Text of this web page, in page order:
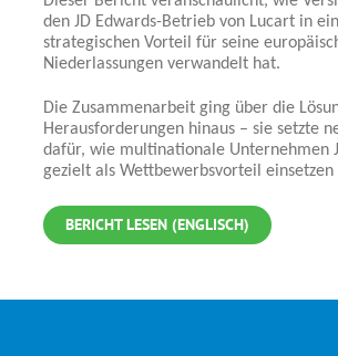
den JD Edwards-Betrieb von Lucart in
strategischen Vorteil für seine
Niederlassungen verwandelt hat.
Die Zusammenarbeit ging über die
Herausforderungen hinaus – sie setzte
dafür, wie multinationale Unternehmen
gezielt als Wettbewerbsvorteil einsetzen
BERICHT LESEN (ENGLISCH)